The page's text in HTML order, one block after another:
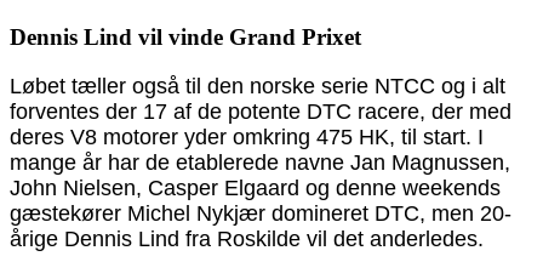
Dennis Lind vil vinde Grand Prixet
Løbet tæller også til den norske serie NTCC og i alt
forventes der 17 af de potente DTC racere, der med
deres V8 motorer yder omkring 475 HK, til start. I
mange år har de etablerede navne Jan Magnussen,
John Nielsen, Casper Elgaard og denne weekends
gæstekører Michel Nykjær domineret DTC, men 20-
årige Dennis Lind fra Roskilde vil det anderledes.